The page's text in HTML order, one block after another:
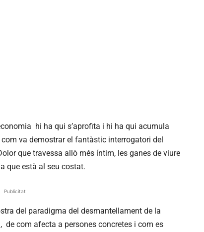
hi ha qui s’aprofita i hi ha qui acumula
va demostrar el fantàstic interrogatori del
que travessa allò més íntim, les ganes de viure
que està al seu costat.
Publicitat
del paradigma del desmantellament de la
com afecta a persones concretes i com es